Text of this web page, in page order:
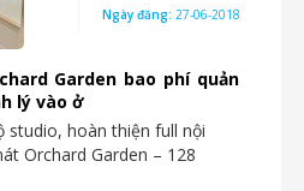
Garden bao phí quản
lý vào ở
studio, hoàn thiện full nội
Orchard Garden – 128
Ngày đăng: 27-06-2018